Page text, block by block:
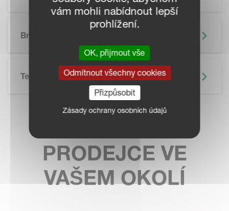
Brožura
Technické Údaje
PRODEJCE VE
VAŠEM OKOLÍ
vám mohli nabídnout lepší
prohlížení.
OK, přijmout vše
Odmítnout všechny cookies
Přizpůsobit
Zásady ochrany osobních údajů